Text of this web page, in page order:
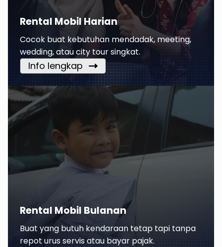
Rental Mobil Harian
Cocok buat kebutuhan mendadak, meeting,
wedding, atau city tour singkat.
Info lengkap
Rental Mobil Bulanan
Buat yang butuh kendaraan tetap tapi tanpa
repot urus servis atau bayar pajak.